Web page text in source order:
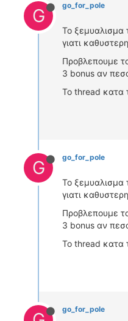
G go_for_pole
Το ξεμυαλισμα
γιατι
Προβλεπουμε
3 bonus αν
Το thread κατα
G go_for_pole
Το ξεμυαλισμα
γιατι
Προβλεπουμε
3 bonus αν
Το thread κατα
go_for_pole